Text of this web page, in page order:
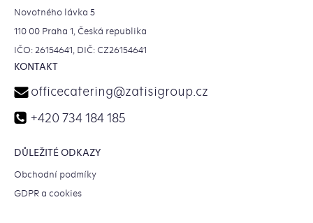
Novotného lávka 5
110 00 Praha 1, Česká republika
IČO: 26154641, DIČ: CZ26154641
KONTAKT
officecatering@zatisigroup.cz
+420 734 184 185
DŮLEŽITÉ ODKAZY
Obchodní podmíky
GDPR a cookies